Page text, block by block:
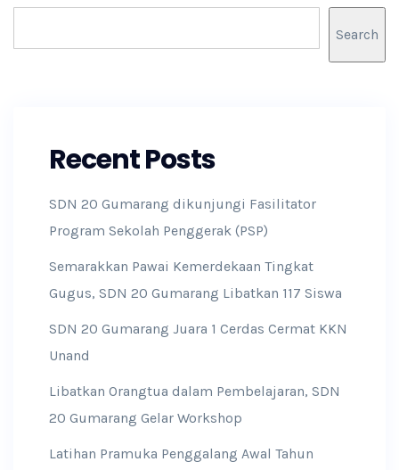
Search
Recent Posts
SDN 20 Gumarang dikunjungi Fasilitator
Program Sekolah Penggerak (PSP)
Semarakkan Pawai Kemerdekaan Tingkat
Gugus, SDN 20 Gumarang Libatkan 117 Siswa
SDN 20 Gumarang Juara 1 Cerdas Cermat KKN
Unand
Libatkan Orangtua dalam Pembelajaran, SDN
20 Gumarang Gelar Workshop
Latihan Pramuka Penggalang Awal Tahun